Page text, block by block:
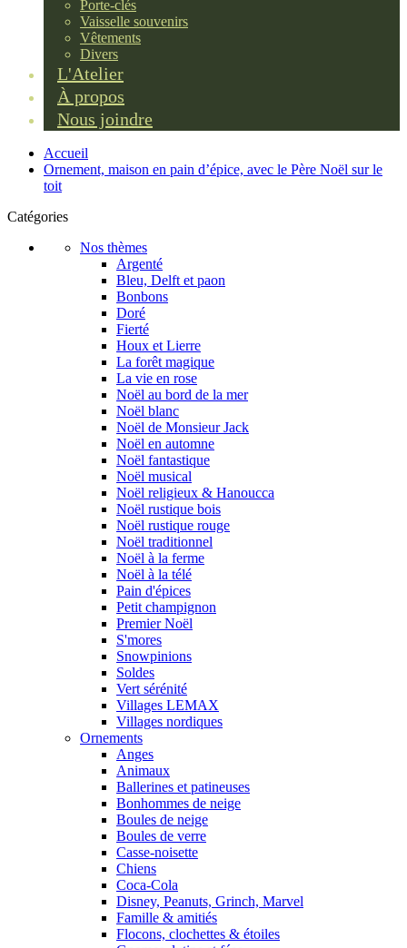
Porte-clés
Vaisselle souvenirs
Vêtements
Divers
L'Atelier
À propos
Nous joindre
Accueil
Ornement, maison en pain d’épice, avec le Père Noël sur le
toit
Catégories
Nos thèmes
Argenté
Bleu, Delft et paon
Bonbons
Doré
Fierté
Houx et Lierre
La forêt magique
La vie en rose
Noël au bord de la mer
Noël blanc
Noël de Monsieur Jack
Noël en automne
Noël fantastique
Noël musical
Noël religieux & Hanoucca
Noël rustique bois
Noël rustique rouge
Noël traditionnel
Noël à la ferme
Noël à la télé
Pain d'épices
Petit champignon
Premier Noël
S'mores
Snowpinions
Soldes
Vert sérénité
Villages LEMAX
Villages nordiques
Ornements
Anges
Animaux
Ballerines et patineuses
Bonhommes de neige
Boules de neige
Boules de verre
Casse-noisette
Chiens
Coca-Cola
Disney, Peanuts, Grinch, Marvel
Famille & amitiés
Flocons, clochettes & étoiles